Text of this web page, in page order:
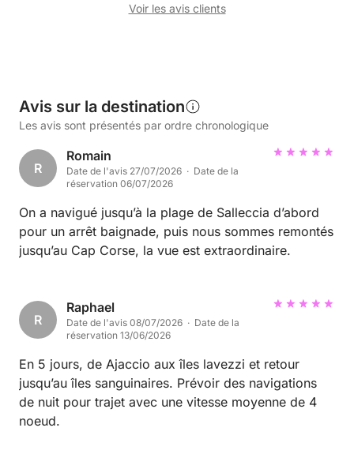
Voir les avis clients
Avis sur la destination
Les avis sont présentés par ordre chronologique
R
Romain
Date de l'avis 27/07/2026 · Date de la
réservation 06/07/2026
On a navigué jusqu’à la plage de Salleccia d’abord
pour un arrêt baignade, puis nous sommes remontés
jusqu’au Cap Corse, la vue est extraordinaire.
R
Raphael
Date de l'avis 08/07/2026 · Date de la
réservation 13/06/2026
En 5 jours, de Ajaccio aux îles lavezzi et retour
jusqu’au îles sanguinaires. Prévoir des navigations
de nuit pour trajet avec une vitesse moyenne de 4
noeud.